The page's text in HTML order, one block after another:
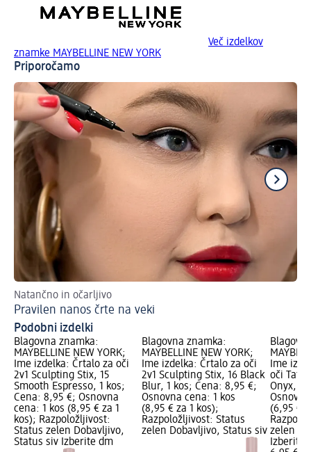
Več izdelkov
znamke MAYBELLINE NEW YORK
Priporočamo
Natančno in očarljivo
Pravilen nanos črte na veki
Podobni izdelki
Blagovna znamka:
MAYBELLINE NEW YORK;
Ime izdelka: Črtalo za oči
2v1 Sculpting Stix, 15
Smooth Espresso, 1 kos;
Cena: 8,95 €; Osnovna
cena: 1 kos (8,95 € za 1
kos); Razpoložljivost:
Status zelen Dobavljivo,
Status siv Izberite dm
Blagovna znamka:
MAYBELLINE NEW YORK;
Ime izdelka: Črtalo za oči
2v1 Sculpting Stix, 16 Black
Blur, 1 kos; Cena: 8,95 €;
Osnovna cena: 1 kos
(8,95 € za 1 kos);
Razpoložljivost: Status
zelen Dobavljivo, Status siv
Ime
oči
Onyx,
(6,95 €
zelen
Izberite